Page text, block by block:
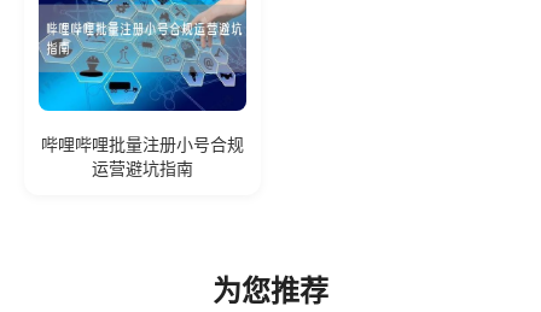
哔哩哔哩批量注册小号合规
运营避坑指南
为您推荐